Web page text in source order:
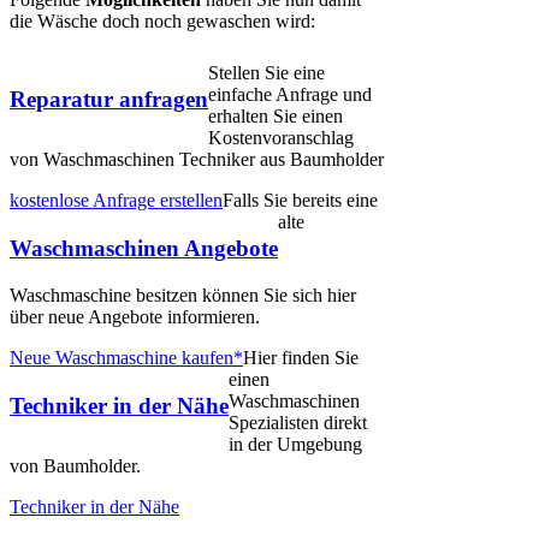
die Wäsche doch noch gewaschen wird:
Reparatur anfragen
Stellen Sie eine
einfache Anfrage und
erhalten Sie einen
Kostenvoranschlag
von Waschmaschinen Techniker aus Baumholder
kostenlose Anfrage erstellen
Waschmaschinen Angebote
Falls Sie bereits eine
alte
Waschmaschine besitzen können Sie sich hier
über neue Angebote informieren.
Neue Waschmaschine kaufen*
Techniker in der Nähe
Hier finden Sie
einen
Waschmaschinen
Spezialisten direkt
in der Umgebung
von Baumholder.
Techniker in der Nähe